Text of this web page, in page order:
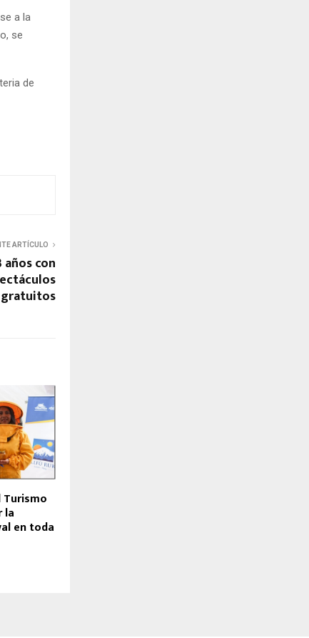
a la
se
de
ARTÍCULO
con
gratuitos
la
en toda